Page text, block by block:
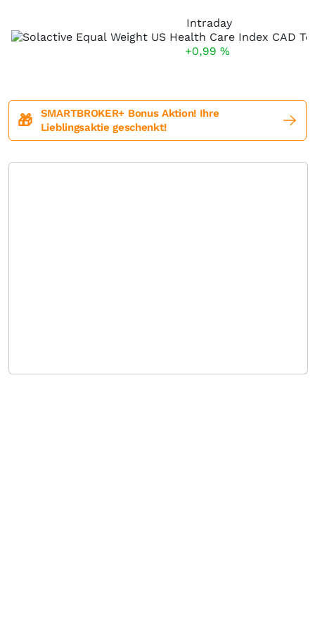
Intraday
+0,99 %
🎁
SMARTBROKER+ Bonus Aktion! Ihre
Lieblingsaktie geschenkt!